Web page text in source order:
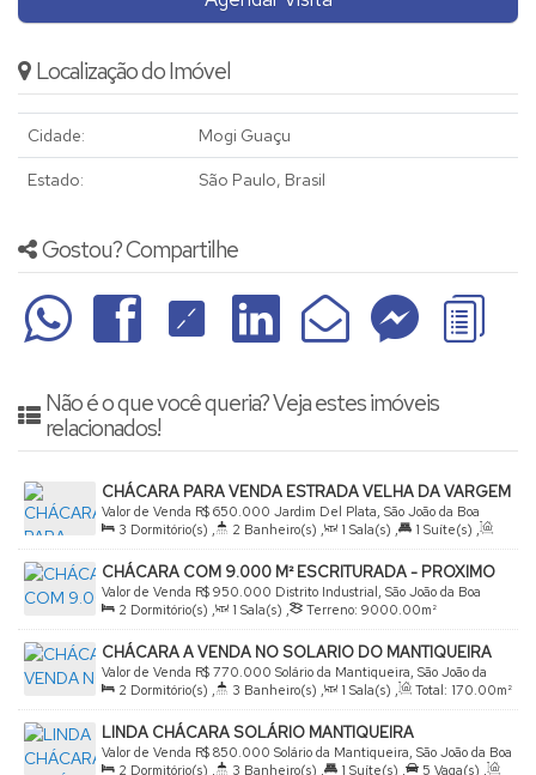
Localização do Imóvel
Cidade: Mogi Guaçu
Estado: São Paulo, Brasil
Gostou? Compartilhe
Não é o que você queria? Veja estes imóveis
relacionados!
CHÁCARA PARA VENDA ESTRADA VELHA DA VARGEM
R$ 650.000
Valor de Venda
Jardim Del Plata, São João da Boa
Vista, São Paulo, Brasil
3 Dormitório(s) , 2 Banheiro(s) , 1 Sala(s) , 1 Suíte(s) ,
Total: 250.00m² , 4 Vaga(s) , Terreno: 2000.00m²
CHÁCARA COM 9.000 M² ESCRITURADA - PROXIMO
DISTRITO INDUSTRIAL
R$ 950.000
Valor de Venda
Distrito Industrial, São João da Boa
Vista, São Paulo, Brasil
2 Dormitório(s) , 1 Sala(s) , Terreno: 9000.00m²
CHÁCARA A VENDA NO SOLARIO DO MANTIQUEIRA
R$ 770.000
Valor de Venda
Solário da Mantiqueira, São João da
Boa Vista, São Paulo, Brasil
2 Dormitório(s) , 3 Banheiro(s) , 1 Sala(s) , Total: 170.00m²
,
2 Vaga(s) , Terreno: 1100.00m²
LINDA CHÁCARA SOLÁRIO MANTIQUEIRA
R$ 850.000
Valor de Venda
Solário da Mantiqueira, São João da Boa
2 Dormitório(s) , 3 Banheiro(s) , 1 Suíte(s) , 5 Vaga(s) ,